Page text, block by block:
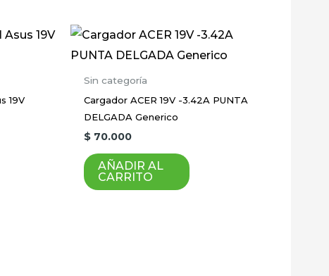
con
19V
Sin categoría
Cargador ACER 19V -3.42A PUNTA
DELGADA Generico
$ 70.000
AÑADIR AL
CARRITO